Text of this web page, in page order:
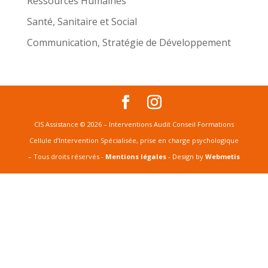
Santé, Sanitaire et Social
Communication, Stratégie de Développement
CIS Assistance © 2026 – Interventions Audit Conseil Formations
Cellule d’Intervention Spécialisée, prise en charge psychologique
– Tous droits réservés - Mentions légales- Design by Webmetis